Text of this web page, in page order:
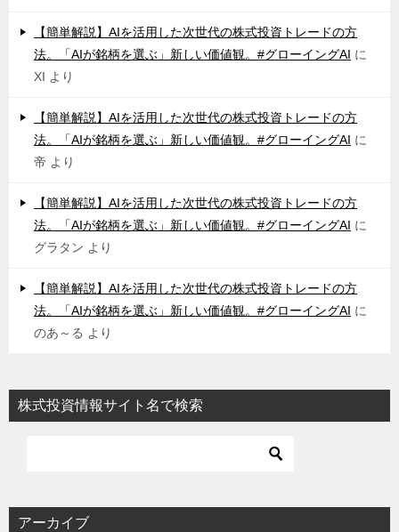
【簡単解説】AIを活用した次世代の株式投資トレードの方
法。「AIが銘柄を選ぶ」新しい価値観。#グローイングAI に
XI より
【簡単解説】AIを活用した次世代の株式投資トレードの方
法。「AIが銘柄を選ぶ」新しい価値観。#グローイングAI に
帝 より
【簡単解説】AIを活用した次世代の株式投資トレードの方
法。「AIが銘柄を選ぶ」新しい価値観。#グローイングAI に
グラタン より
【簡単解説】AIを活用した次世代の株式投資トレードの方
法。「AIが銘柄を選ぶ」新しい価値観。#グローイングAI に
のあ～る より
株式投資情報サイト名で検索
アーカイブ